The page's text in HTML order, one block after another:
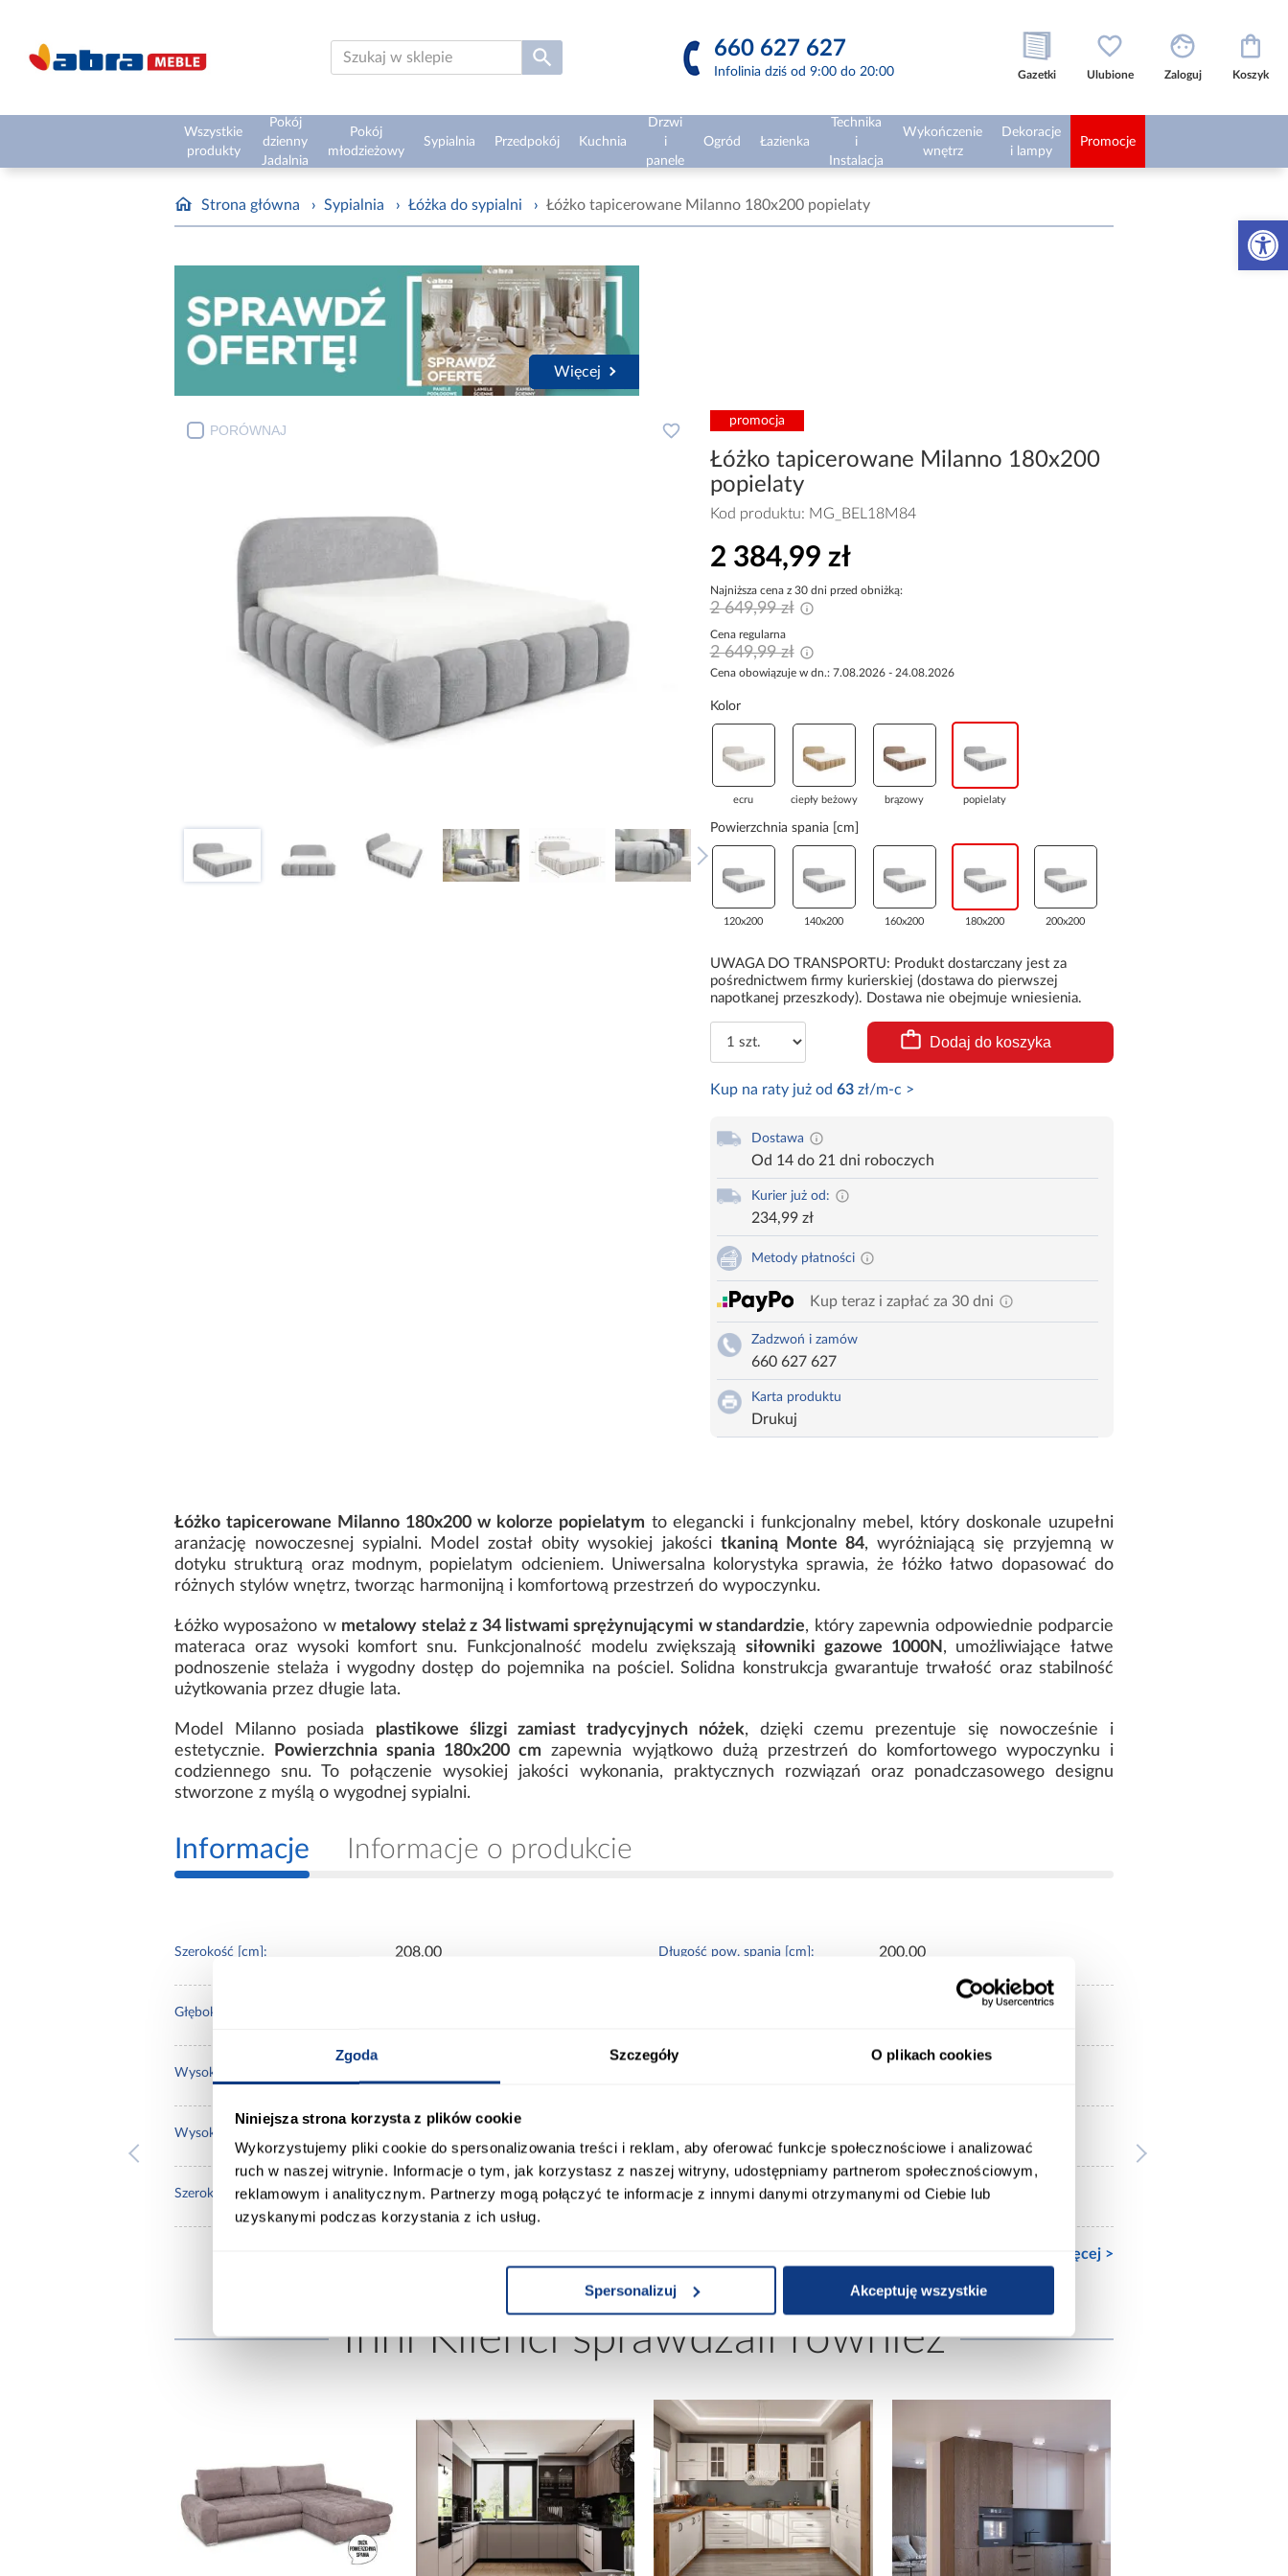
Zgoda Szczegóły O plikach cookies
Niniejsza strona korzysta z plików cookie
Wykorzystujemy pliki cookie do spersonalizowania treści i reklam, aby oferować funkcje społecznościowe i analizować
ruch w naszej witrynie. Informacje o tym, jak korzystasz z naszej witryny, udostępniamy partnerom społecznościowym,
reklamowym i analitycznym. Partnerzy mogą połączyć te informacje z innymi danymi otrzymanymi od Ciebie lub
uzyskanymi podczas korzystania z ich usług.
Spersonalizuj Akceptuję wszystkie
Otwórz
660 627 627
Infolinia dziś od 9:00 do 20:00 Gazetki Ulubione Zaloguj Koszyk
Wszystkie
produkty
Pokój
dzienny
Jadalnia
Pokój
młodzieżowy
Sypialnia Przedpokój Kuchnia
Drzwi
i
panele
Ogród Łazienka
Technika
i
Instalacja
Wykończenie
wnętrz
Dekoracje
i lampy
Promocje
Strona główna › Sypialnia › Łóżka do sypialni › Łóżko tapicerowane Milanno 180x200 popielaty
Więcej
PORÓWNAJ
promocja
Łóżko tapicerowane Milanno 180x200
popielaty
Kod produktu: MG_BEL18M84
2 384,99 zł
Najniższa cena z 30 dni przed obniżką:
2 649,99 zł
Cena regularna
2 649,99 zł
Cena obowiązuje w dn.: 7.08.2026 - 24.08.2026
Kolor
ecru ciepły beżowy brązowy popielaty
Powierzchnia spania [cm]
120x200 140x200 160x200 180x200 200x200
UWAGA DO TRANSPORTU: Produkt dostarczany jest za
pośrednictwem firmy kurierskiej (dostawa do pierwszej
napotkanej przeszkody). Dostawa nie obejmuje wniesienia.
Dodaj do koszyka
Kup na raty już od 63zł/m-c >
Dostawa
Od 14 do 21 dni roboczych
Kurier już od:
234,99 zł
Metody płatności
Kup teraz i zapłać za 30 dni
Zadzwoń i zamów
660 627 627
Karta produktu
Drukuj
Łóżko tapicerowane Milanno 180x200 w kolorze popielatym to elegancki i funkcjonalny mebel, który doskonale uzupełni
aranżację nowoczesnej sypialni. Model został obity wysokiej jakości tkaniną Monte 84, wyróżniającą się przyjemną w
dotyku strukturą oraz modnym, popielatym odcieniem. Uniwersalna kolorystyka sprawia, że łóżko łatwo dopasować do
różnych stylów wnętrz, tworząc harmonijną i komfortową przestrzeń do wypoczynku.
Łóżko wyposażono w metalowy stelaż z 34 listwami sprężynującymi w standardzie, który zapewnia odpowiednie podparcie
materaca oraz wysoki komfort snu. Funkcjonalność modelu zwiększają siłowniki gazowe 1000N , umożliwiające łatwe
podnoszenie stelaża i wygodny dostęp do pojemnika na pościel. Solidna konstrukcja gwarantuje trwałość oraz stabilność
użytkowania przez długie lata.
Model Milanno posiada plastikowe ślizgi zamiast tradycyjnych nóżek, dzięki czemu prezentuje się nowocześnie i
estetycznie.
Powierzchnia spania 180x200 cm zapewnia wyjątkowo dużą przestrzeń do komfortowego wypoczynku i
codziennego snu. To połączenie wysokiej jakości wykonania, praktycznych rozwiązań oraz ponadczasowego designu
stworzone z myślą o wygodnej sypialni.
Informacje Informacje o produkcie
Szerokość [cm]: 208.00
Głębokość [cm]:
Wysokość [cm]:
Wysokość do siedziska [cm]:
Szerokość pow. spania [cm]: 180.00
Długość pow. spania [cm]: 200.00
Stelaż w komplecie: Ze stelażem
Zobacz więcej >
Inni Klienci sprawdzali również